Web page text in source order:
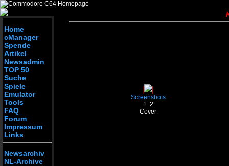
Home
cManager
Spende
Artikel
Newsadmin
TOP 50
Suche
Spiele
Emulator
Tools
FAQ
Forum
Impressum
Links
Newsarchiv
NL-Archive
Screenshots
1 2
Cover